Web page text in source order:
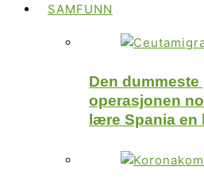
SAMFUNN
Den
operasjonen
lære Spania en